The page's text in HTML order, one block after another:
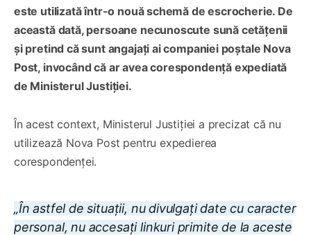
este utilizată într-o nouă schemă de escrocherie. De
această dată, persoane necunoscute sună cetățenii
și pretind că sunt angajați ai companiei poștale Nova
Post, invocând că ar avea corespondență expediată
de Ministerul Justiției.
În acest context, Ministerul Justiției a precizat că nu
utilizează Nova Post pentru expedierea
corespondenței.
„În astfel de situații, nu divulgați date cu caracter
personal, nu accesați linkuri primite de la aceste